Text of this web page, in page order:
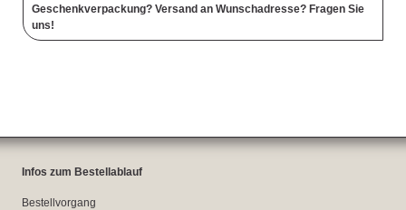
Geschenkverpackung? Versand an Wunschadresse? Fragen Sie
uns!
Infos zum Bestellablauf
Bestellvorgang